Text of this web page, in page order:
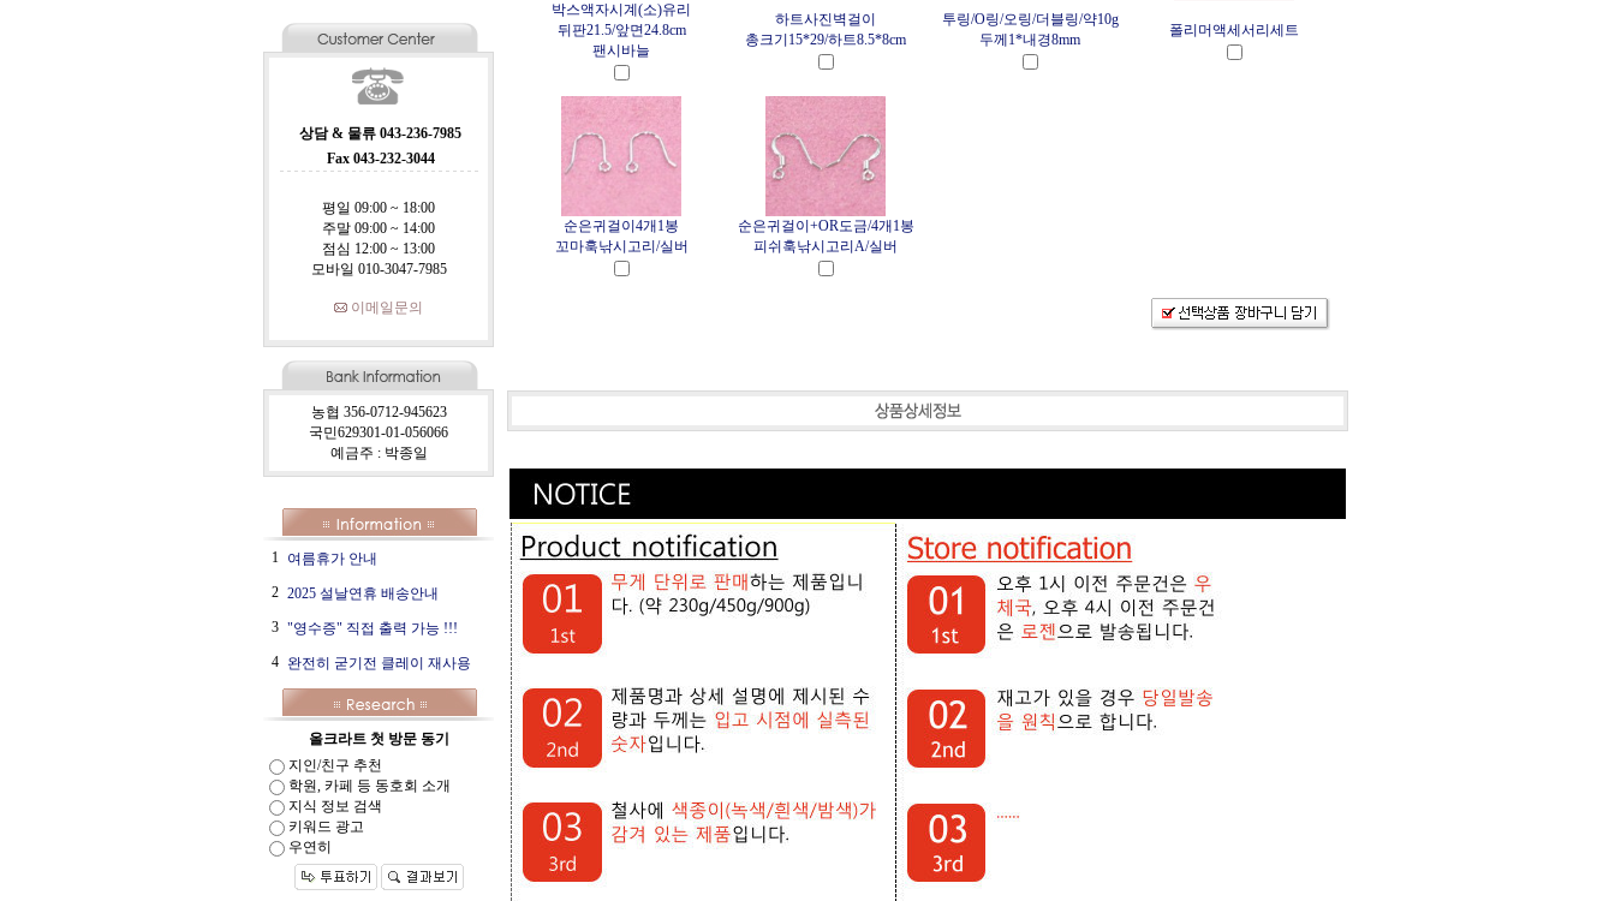
상담 & 물류 043-236-7985
Fax 043-232-3044
평일 09:00 ~ 18:00
주말 09:00 ~ 14:00
점심 12:00 ~ 13:00
모바일 010-3047-7985
이메일문의
농협 356-0712-945623
국민629301-01-056066
예금주 : 박종일
1 여름휴가 안내
2 2025 설날연휴 배송안내
3 "영수증" 직접 출력 가능 !!!
4 완전히 굳기전 클레이 재사용
올크라트 첫 방문 동기
지인/친구 추천
학원, 카페 등 동호회 소개
지식 정보 검색
키워드 광고
우연히
박스액자시계(소)유리
뒤판21.5/앞면24.8cm
팬시바늘
하트사진벽걸이
총크기15*29/하트8.5*8cm
투링/O링/오링/더블링/약10g
두께1*내경8mm
폴리머액세서리세트
순은귀걸이4개1봉
꼬마훅낚시고리/실버
순은귀걸이+OR도금/4개1봉
피쉬훅낚시고리A/실버